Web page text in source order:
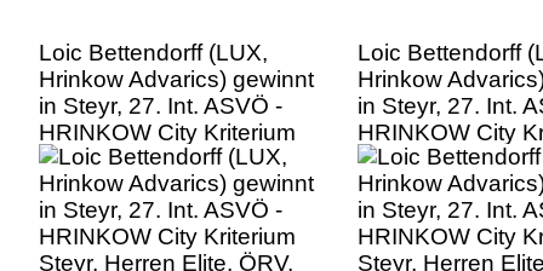
Loic Bettendorff (LUX,
Hrinkow Advarics) gewinnt
in Steyr, 27. Int. ASVÖ -
HRINKOW City Kriterium
Steyr, Herren Elite, ÖRV,
Radsport, Mountainbike,
ELITE Rennrad
Loic Bettendorff
Hrinkow
in Steyr, 27. Int.
HRINKOW City
Steyr, Herren
Radsport,
ELITE Rennrad